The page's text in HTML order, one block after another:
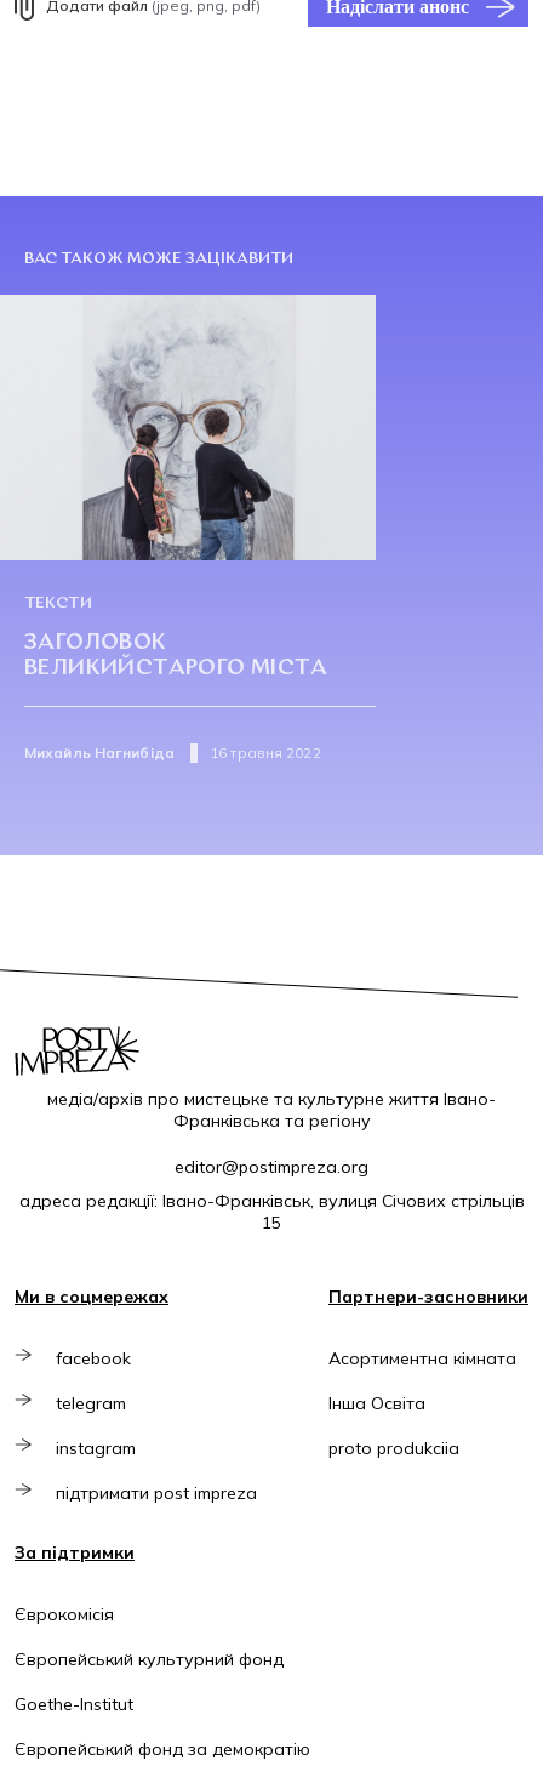
Додати файл (jpeg, png, pdf) Надіслати анонс
ВАС ТАКОЖ МОЖЕ ЗАЦІКАВИТИ
ТЕКСТИ
ЗАГОЛОВОК
ВЕЛИКИЙСТАРОГО МІСТА
Михайль Нагнибіда 16 травня 2022
медіа/архів про мистецьке та культурне життя Івано-
Франківська та регіону
editor@postimpreza.org
адреса редакції: Івано-Франківськ, вулиця Січових стрільців
15
Ми в соцмережах
facebook
telegram
instagram
підтримати post impreza
Партнери-засновники
Асортиментна кімната
Інша Освіта
proto produkciia
За підтримки
Єврокомісія
Європейський культурний фонд
Goethe-Institut
Європейський фонд за демократію